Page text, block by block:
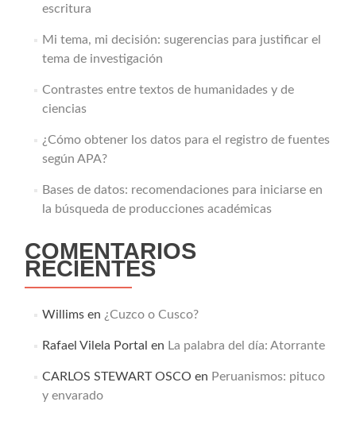
escritura
Mi tema, mi decisión: sugerencias para justificar el
tema de investigación
Contrastes entre textos de humanidades y de
ciencias
¿Cómo obtener los datos para el registro de fuentes
según APA?
Bases de datos: recomendaciones para iniciarse en
la búsqueda de producciones académicas
COMENTARIOS
RECIENTES
Willimsen ¿Cuzco o Cusco?
Rafael Vilela Portal en La palabra del día: Atorrante
CARLOS STEWART OSCO en Peruanismos: pituco
y envarado